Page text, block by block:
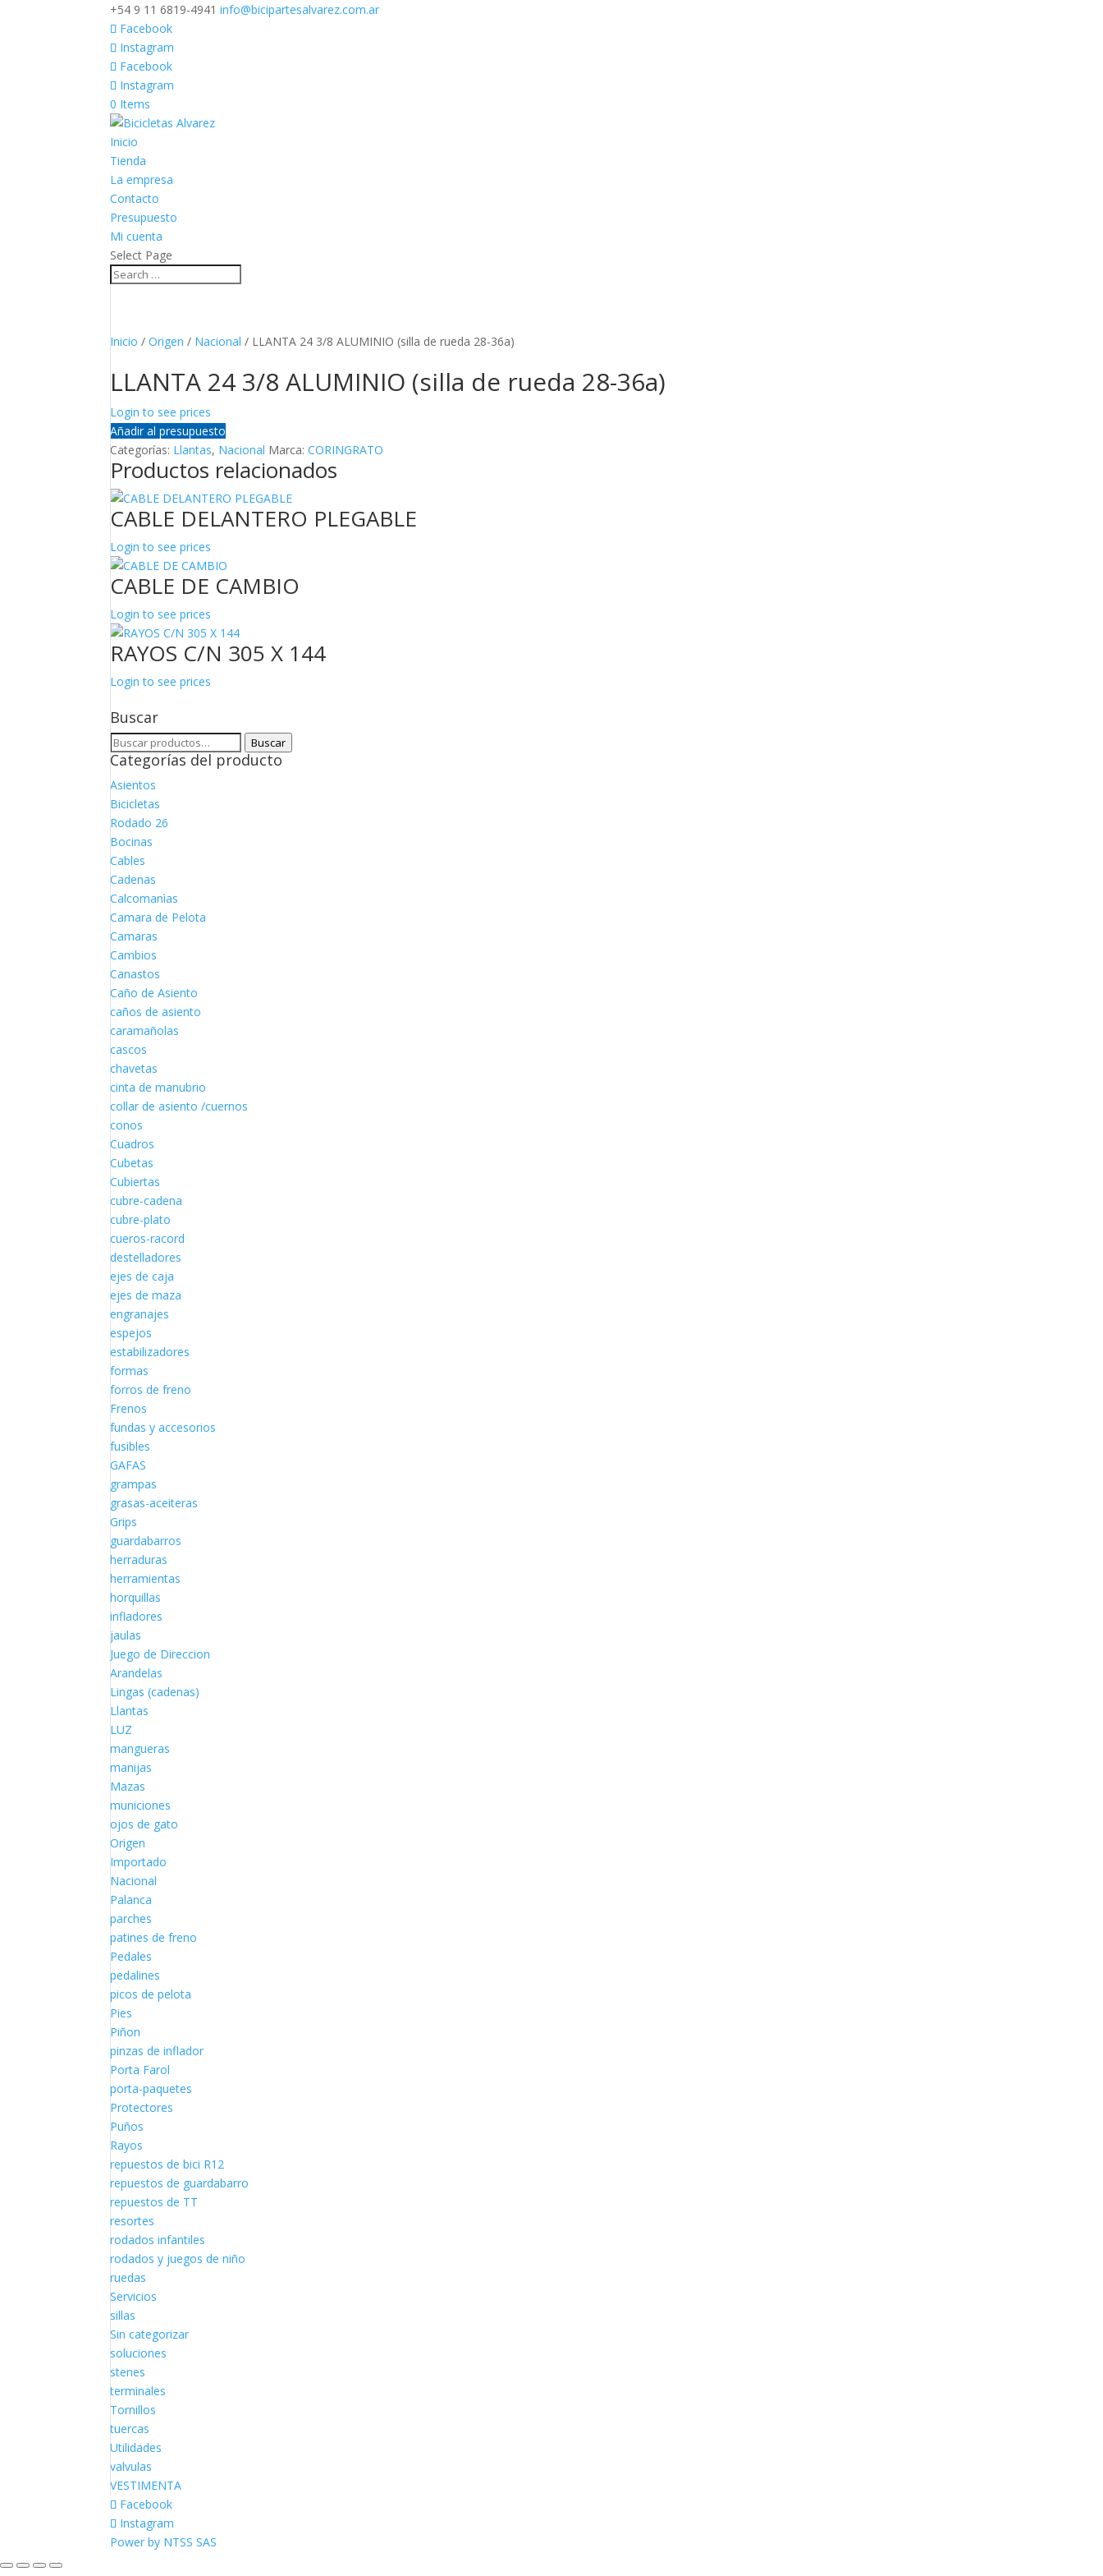
+54 9 11 6819-4941 info@bicipartesalvarez.com.ar
Facebook
Instagram
Facebook
Instagram
0 Items
Inicio
Tienda
La empresa
Contacto
Presupuesto
Mi cuenta
Select Page
Inicio /Origen / Nacional / LLANTA 24 3/8 ALUMINIO (silla de rueda 28-36a)
LLANTA 24 3/8 ALUMINIO (silla de rueda 28-36a)
Login to see prices
Añadir al presupuesto
Categorías: Llantas, Nacional Marca:CORINGRATO
Productos relacionados
CABLE DELANTERO PLEGABLE
Login to see prices
CABLE DE CAMBIO
Login to see prices
RAYOS C/N 305 X 144
Login to see prices
Buscar
Buscar
por:
Buscar
Categorías del producto
Asientos
Bicicletas
Rodado 26
Bocinas
Cables
Cadenas
Calcomanìas
Camara de Pelota
Camaras
Cambios
Canastos
Caño de Asiento
caños de asiento
caramañolas
cascos
chavetas
cinta de manubrio
collar de asiento /cuernos
conos
Cuadros
Cubetas
Cubiertas
cubre-cadena
cubre-plato
cueros-racord
destelladores
ejes de caja
ejes de maza
engranajes
espejos
estabilizadores
formas
forros de freno
Frenos
fundas y accesorios
fusibles
GAFAS
grampas
grasas-aceiteras
Grips
guardabarros
herraduras
herramientas
horquillas
infladores
jaulas
Juego de Direccion
Arandelas
Lingas (cadenas)
Llantas
LUZ
mangueras
manijas
Mazas
municiones
ojos de gato
Origen
Importado
Nacional
Palanca
parches
patines de freno
Pedales
pedalines
picos de pelota
Pies
Piñon
pinzas de inflador
Porta Farol
porta-paquetes
Protectores
Puños
Rayos
repuestos de bici R12
repuestos de guardabarro
repuestos de TT
resortes
rodados infantiles
rodados y juegos de niño
ruedas
Servicios
sillas
Sin categorizar
soluciones
stenes
terminales
Tornillos
tuercas
Utilidades
valvulas
VESTIMENTA
Facebook
Instagram
Power by NTSS SAS